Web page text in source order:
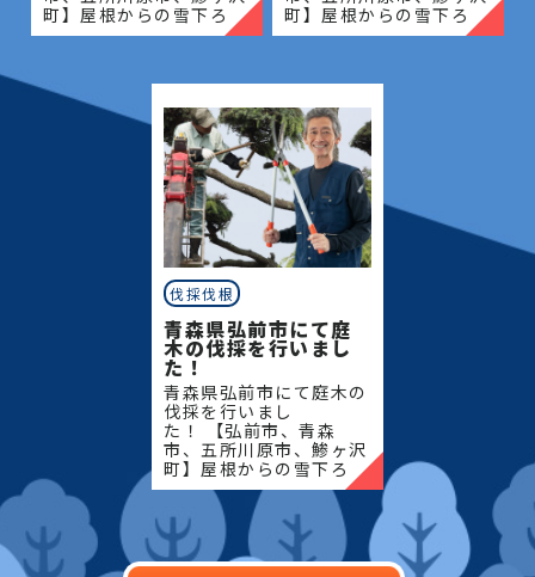
町】屋根からの雪下ろ
し・除雪・排雪などの作
定・草刈りなどのお庭の
こと、造園・
町】屋根からの雪下ろ
し・除雪・排雪などの作
定・草刈りなどのお庭の
こと、造園・
伐採伐根
青森県弘前市にて庭
木の伐採を行いまし
た！
青森県弘前市にて庭木の
伐採を行いまし
た！ 【弘前市、青森
市、五所川原市、鯵ヶ沢
町】屋根からの雪下ろ
し・除雪・排雪などの作
業もお任せください！地
域密着で伐採・抜根・剪
定・草刈りなどのお庭の
こと、造園・